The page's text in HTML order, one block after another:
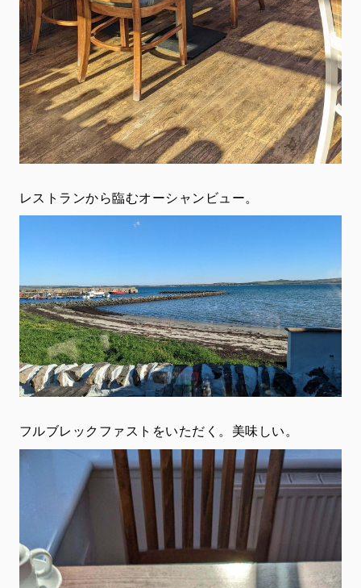
レストランから臨むオーシャンビュー。
フルブレックファストをいただく。美味しい。